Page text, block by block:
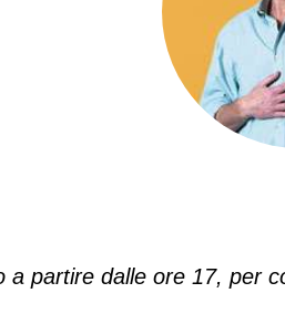
a partire dalle ore 17, per